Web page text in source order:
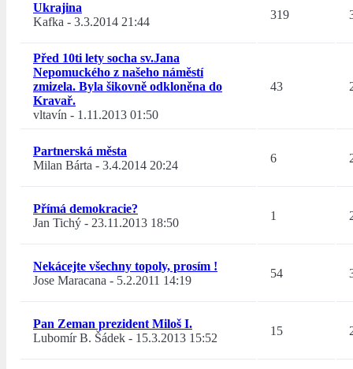
Ukrajina
Kafka - 3.3.2014 21:44
319
Před 10ti lety socha sv.Jana
Nepomuckého z našeho náměstí
zmizela. Byla šikovně odkloněna do
Kravař.
vltavín - 1.11.2013 01:50
43
Partnerská města
Milan Bárta - 3.4.2014 20:24
6
Přímá demokracie?
Jan Tichý - 23.11.2013 18:50
1
Nekácejte všechny topoly, prosím !
Jose Maracana - 5.2.2011 14:19
54
Pan Zeman prezident Miloš I.
Lubomír B. Šádek - 15.3.2013 15:52
15